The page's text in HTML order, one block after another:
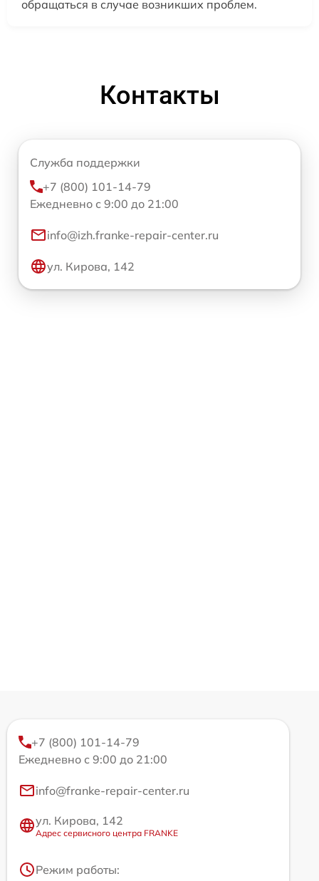
обращаться в случае возникших проблем.
Контакты
Служба поддержки
+7 (800) 101-14-79
Ежедневно с 9:00 до 21:00
info@izh.franke-repair-center.ru
ул. Кирова, 142
+7 (800) 101-14-79
Ежедневно с 9:00 до 21:00
info@franke-repair-center.ru
ул. Кирова, 142
Адрес сервисного центра FRANKE
Режим работы: